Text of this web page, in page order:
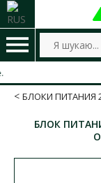
БЛОКИ ПИТАНИЯ
БЛОК